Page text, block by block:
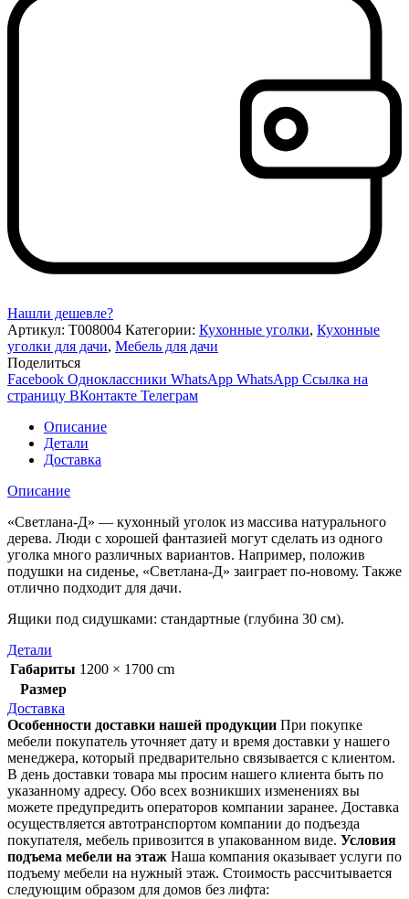
Нашли дешевле?
Артикул: Т008004 Категории: Кухонные уголки, Кухонные
уголки для дачи, Мебель для дачи
Поделиться
Facebook Одноклассники WhatsApp WhatsApp Ссылка на
страницу ВКонтакте Телеграм
Описание
Детали
Доставка
Описание
«Светлана-Д» — кухонный уголок из массива натурального
дерева. Люди с хорошей фантазией могут сделать из одного
уголка много различных вариантов. Например, положив
подушки на сиденье, «Светлана-Д» заиграет по-новому. Также
отлично подходит для дачи.
Ящики под сидушками: стандартные (глубина 30 см).
Детали
Габариты 1200 × 1700 cm
Размер
Доставка
Особенности доставки нашей продукции При покупке
мебели покупатель уточняет дату и время доставки у нашего
менеджера, который предварительно связывается с клиентом.
В день доставки товара мы просим нашего клиента быть по
указанному адресу. Обо всех возникших изменениях вы
можете предупредить операторов компании заранее. Доставка
осуществляется автотранспортом компании до подъезда
покупателя, мебель привозится в упакованном виде. Условия
подъема мебели на этаж Наша компания оказывает услуги по
подъему мебели на нужный этаж. Стоимость рассчитывается
следующим образом для домов без лифта: